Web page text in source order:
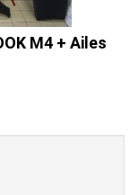
M4 + Ailes